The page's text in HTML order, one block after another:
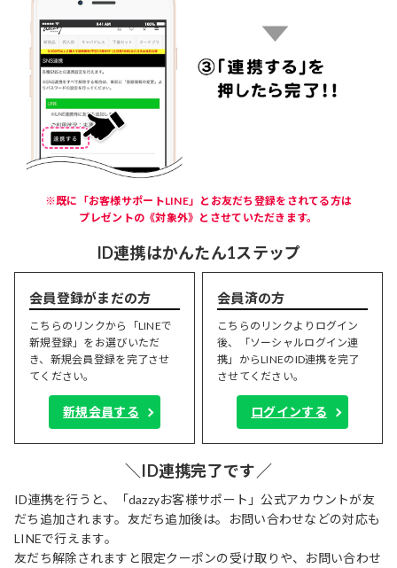
※既に「お客様サポートLINE」とお友だち登録をされてる方は
プレゼントの《対象外》とさせていただきます。
ID連携はかんたん1ステップ
会員登録がまだの方
こちらのリンクから「LINEで
新規登録」をお選びいただ
き、新規会員登録を完了させ
てください。
新規会員する
会員済の方
こちらのリンクよりログイン
後、「ソーシャルログイン連
携」からLINEのID連携を完了
させてください。
ログインする
＼ID連携完了です／
ID連携を行うと、「dazzyお客様サポート」公式アカウントが友
だち追加されます。友だち追加後は。お問い合わせなどの対応も
LINEで行えます。
友だち解除されますと限定クーポンの受け取りや、お問い合わせ